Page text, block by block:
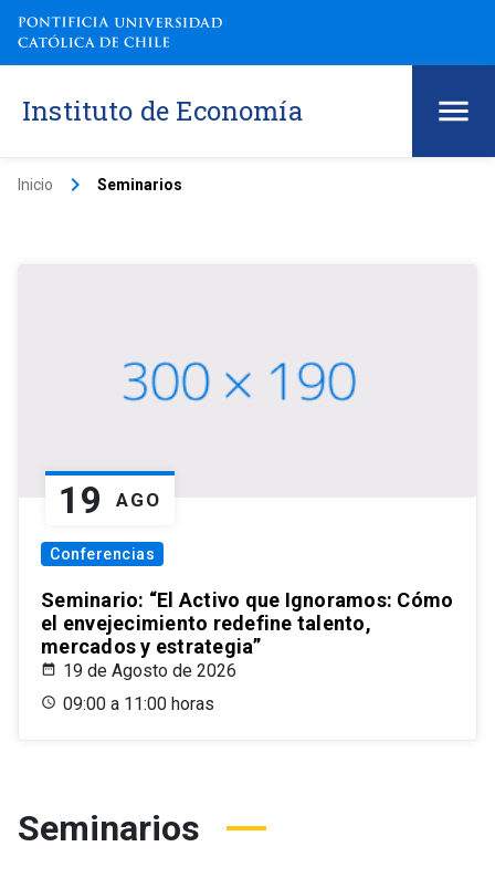
Instituto de Economía
Inicio keyboard_arrow_right Seminarios
19 AGO
Conferencias
Seminario: “El Activo que Ignoramos: Cómo
el envejecimiento redefine talento,
mercados y estrategia”
19 de Agosto de 2026
09:00 a 11:00 horas
Seminarios